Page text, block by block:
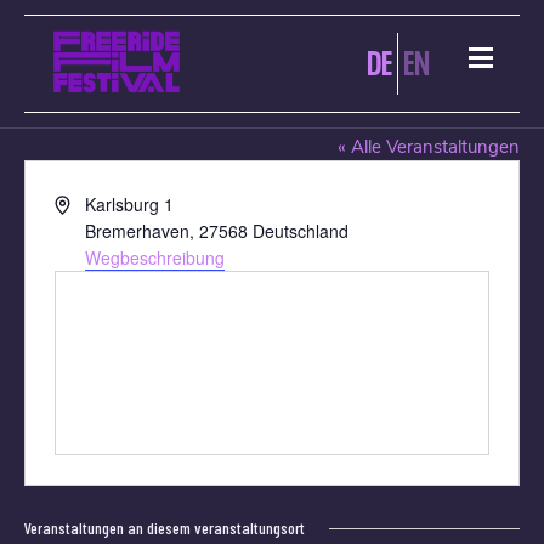
DE EN
CINEMOTION BREMERHAVEN
« Alle Veranstaltungen
AdresseKarlsburg 1
Bremerhaven, 27568 Deutschland
Wegbeschreibung
Veranstaltungen an diesem veranstaltungsort